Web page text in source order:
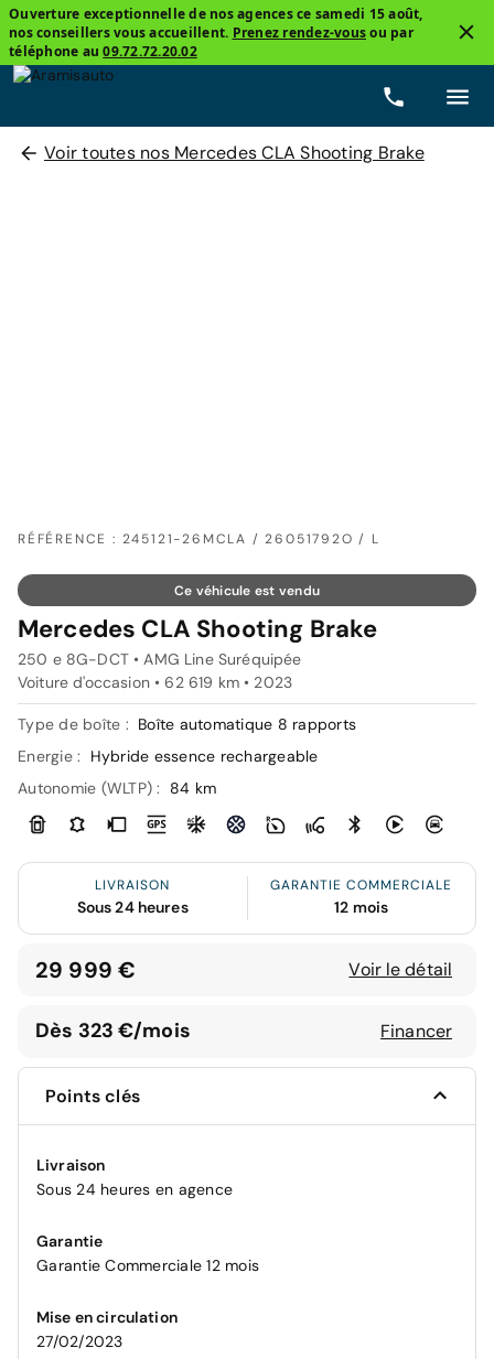
Ouverture exceptionnelle de nos agences ce samedi 15 août,
nos conseillers vous accueillent. Prenez rendez-vousou par
téléphone au09.72.72.20.02
Voir toutes nos Mercedes CLA Shooting Brake
RÉFÉRENCE : 245121-26MCLA / 26051792O / L
Ce véhicule est vendu
Mercedes CLA Shooting Brake
250 e 8G-DCT • AMG Line Suréquipée
Voiture d'occasion • 62 619 km • 2023
Type de boîte : Boîte automatique 8 rapports
Energie :
Hybride essence rechargeable
Autonomie (WLTP) :
84 km
LIVRAISON
Sous 24 heures
GARANTIE COMMERCIALE
12 mois
29 999 € Voir le détail
Dès 323 €/mois Financer
Points clés
Livraison
Sous 24 heures en agence
Garantie
Garantie Commerciale 12 mois
Mise en circulation
27/02/2023